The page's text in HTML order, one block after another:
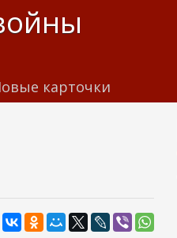
карточки